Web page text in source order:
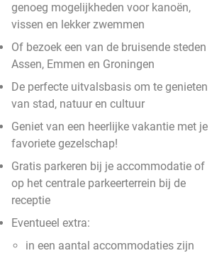
genoeg mogelijkheden voor kanoën,
vissen en lekker zwemmen
Of bezoek een van de bruisende steden
Assen, Emmen en Groningen
De perfecte uitvalsbasis om te genieten
van stad, natuur en cultuur
Geniet van een heerlijke vakantie met je
favoriete gezelschap!
Gratis parkeren bij je accommodatie of
op het centrale parkeerterrein bij de
receptie
Eventueel extra:
in een aantal accommodaties zijn